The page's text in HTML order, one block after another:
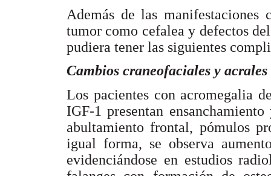
Además de las manifestaciones
tumor como cefalea y defectos
pudiera tener las siguientes
Cambios craneofaciales y acrales
Los pacientes con acromegalia
IGF-1 presentan
abultamiento frontal, pómulos
igual forma, se observa
evidenciándose en estudios